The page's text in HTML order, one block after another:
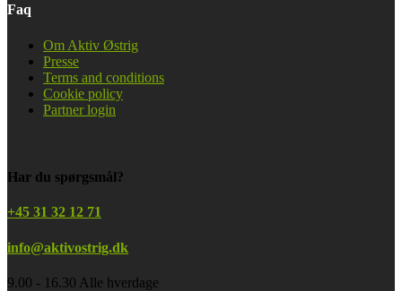
Faq
Om Aktiv Østrig
Presse
Terms and conditions
Cookie policy
Partner login
Har du spørgsmål?
+45 31 32 12 71
info@aktivostrig.dk
9.00 - 16.30 Alle hverdage